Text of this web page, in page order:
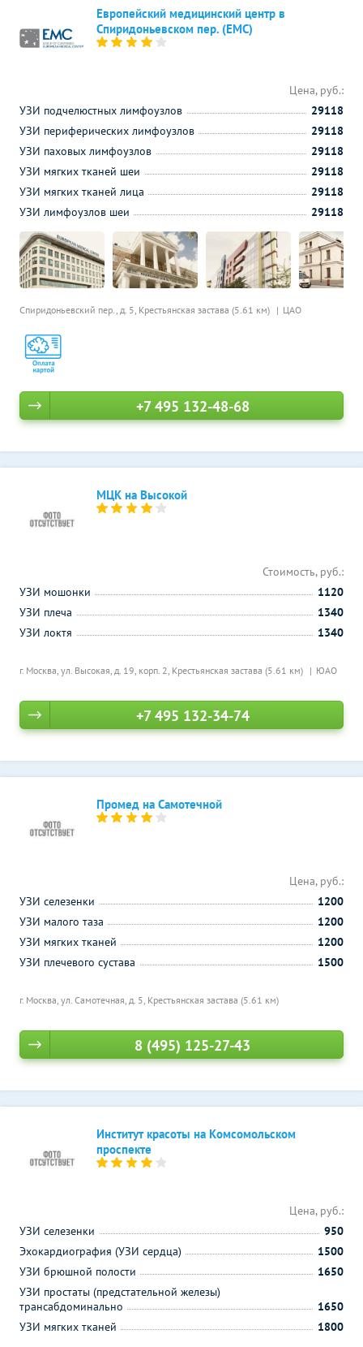
Европейский медицинский центр в
Спиридоньевском пер. (ЕМС)
Спиридоньевский пер., д. 5, Крестьянская застава (5.61 км) ЦАО
Цена, руб.:
УЗИ подчелюстных лимфоузлов
29118
УЗИ периферических лимфоузлов
29118
УЗИ паховых лимфоузлов
29118
УЗИ мягких тканей шеи
29118
УЗИ мягких тканей лица
29118
УЗИ лимфоузлов шеи
29118
+7 495 132-48-68
МЦК на Высокой
г. Москва, ул. Высокая, д. 19, корп. 2, Крестьянская застава (5.61 км) ЮАО
Стоимость, руб.:
УЗИ мошонки
1120
УЗИ плеча
1340
УЗИ локтя
1340
+7 495 132-34-74
Промед на Самотечной
г. Москва, ул. Самотечная, д. 5, Крестьянская застава (5.61 км)
Цена, руб.:
УЗИ селезенки
1200
УЗИ малого таза
1200
УЗИ мягких тканей
1200
УЗИ плечевого сустава
1500
8 (495) 125-27-43
Институт красоты на Комсомольском
проспекте
Цена, руб.:
УЗИ селезенки
950
Эхокардиография (УЗИ сердца)
1500
УЗИ брюшной полости
1650
УЗИ простаты (предстательной железы)
трансабдоминально
1650
УЗИ мягких тканей
1800